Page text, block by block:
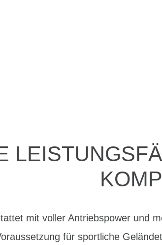
mit voller Antriebspower und
für sportliche